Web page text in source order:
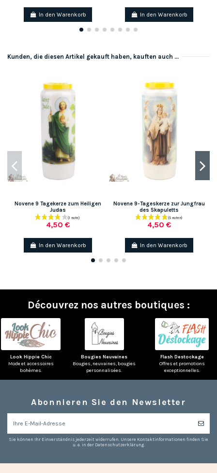
(1 note)
In den Warenkorb In den Warenkorb
Kunden, die diesen Artikel gekauft haben, kauften auch ...
Novene 9 Tagekerze zum Heiligen
Judas
4,50 €
In den Warenkorb
Novene 9-Tageskerze zur Jungfrau
des Skapuletts
4,50 €
In den Warenkorb
Découvrez nos autres boutiques :
Look Hippie Chic
Mode et accessoires
bohèmes.
Bougies Neuvaines
Bougies, neuvaines, bougies
personnalisées.
Flash Destockage
Offres et promotions
exceptionnelles.
Abonnieren Sie den Newsletter
Sie können Ihr Einverständnis jederzeit widerrufen. Unsere Kontaktinformationen finden Sie
u. a. in der Datenschutzerklärung.